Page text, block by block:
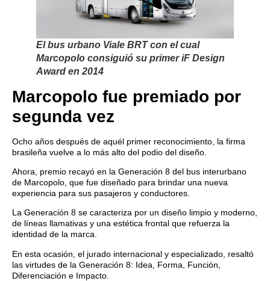
El bus urbano Viale BRT con el cual
Marcopolo consiguió su primer iF Design
Award en 2014
Marcopolo fue premiado por
segunda vez
Ocho años después de aquél primer reconocimiento, la firma
brasileña vuelve a lo más alto del podio del diseño.
Ahora, premio recayó en la Generación 8 del bus interurbano
de Marcopolo, que fue diseñado para brindar una nueva
experiencia para sus pasajeros y conductores.
La Generación 8 se caracteriza por un diseño limpio y moderno,
de líneas llamativas y una estética frontal que refuerza la
identidad de la marca.
En esta ocasión, el jurado internacional y especializado, resaltó
las virtudes de la Generación 8: Idea, Forma, Función,
Diferenciación e Impacto.